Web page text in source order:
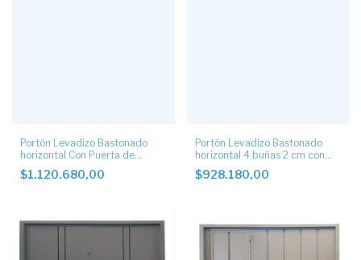
Portón Levadizo Bastonado
horizontal Con Puerta de
Escape central y postigo
$1.120.680,00
Portón Levadizo Bastonado
horizontal 4 buñas 2 cm con
postigo.
$928.180,00